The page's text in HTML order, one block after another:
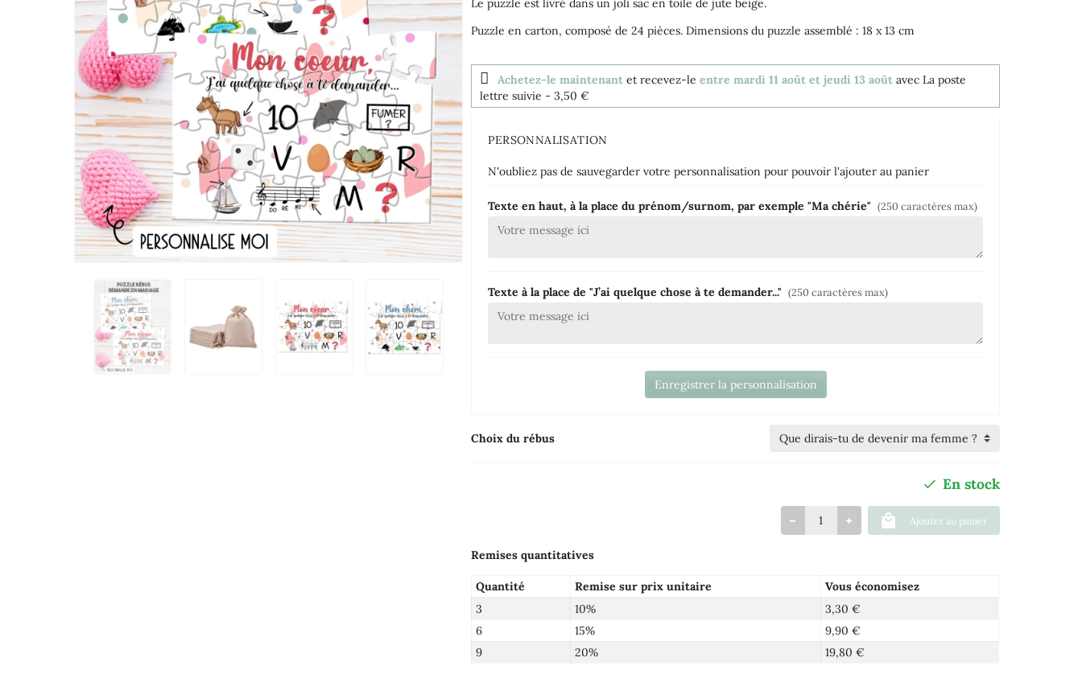
Le puzzle est livré dans un joli sac en toile de jute beige.
Puzzle en carton, composé de 24 pièces. Dimensions du puzzle assemblé : 18 x 13 cm
Achetez-le maintenant et recevez-leentre mardi 11 août et jeudi 13 août avec La poste
lettre suivie - 3,50 €
PERSONNALISATION
N'oubliez pas de sauvegarder votre personnalisation pour pouvoir l'ajouter au panier
Texte en haut, à la place du prénom/surnom, par exemple "Ma chérie" (250 caractères max)
Texte à la place de "J’ai quelque chose à te demander..." (250 caractères max)
Enregistrer la personnalisation
Choix du rébus
En stock
Ajouter au panier
Remises quantitatives
Quantité Remise sur prix unitaire
Vous économisez
3
10%
3,30 €
6
15%
9,90 €
9
20% 19,80 €